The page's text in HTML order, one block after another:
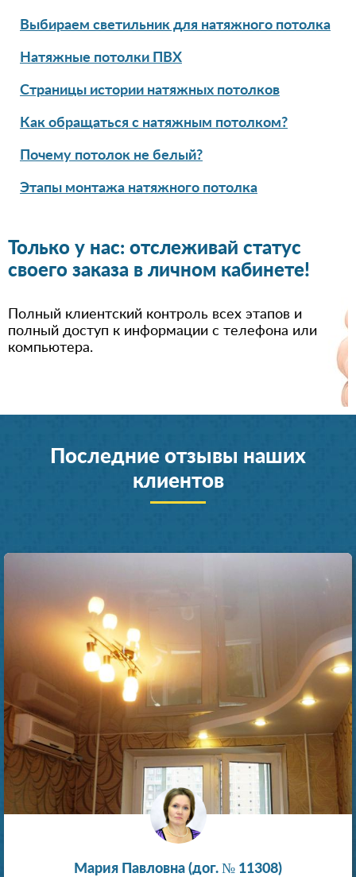
Выбираем светильник для натяжного потолка
Натяжные потолки ПВХ
Страницы истории натяжных потолков
Как обращаться с натяжным потолком?
Почему потолок не белый?
Этапы монтажа натяжного потолка
Только у нас: отслеживай статус
своего заказа в личном кабинете!
Полный клиентский контроль всех этапов и
полный доступ к информации с телефона или
компьютера.
Последние отзывы наших
клиентов
Мария Павловна (дог. № 11308)